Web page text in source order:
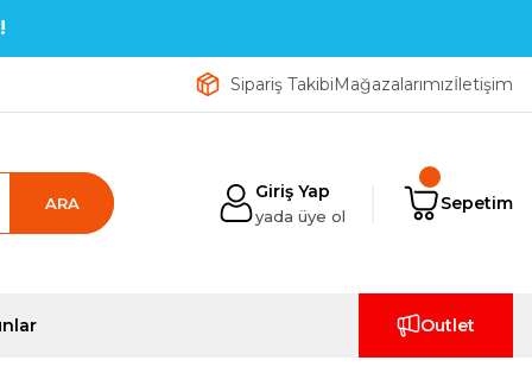
Sipariş TakibiMağazalarımızİletişim
ARA
Giriş Yap
yada üye ol
Sepetim
Outlet